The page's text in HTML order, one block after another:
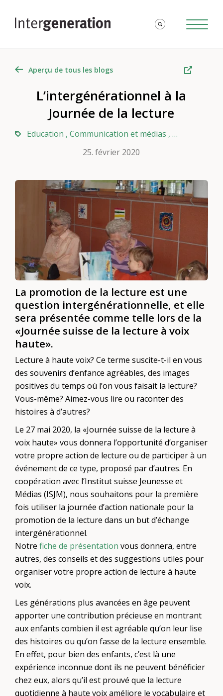
Aperçu de tous les blogs
L’intergénérationnel à la
Journée de la lecture
Education ,Communication et médias ,Prise en
25. février 2020
La promotion de la lecture est une
question intergénérationnelle, et elle
sera présentée comme telle lors de la
«Journée suisse de la lecture à voix
haute».
Lecture à haute voix? Ce terme suscite-t-il en vous
des souvenirs d’enfance agréables, des images
positives du temps où l’on vous faisait la lecture?
Vous-même? Aimez-vous lire ou raconter des
histoires à d’autres?
Le 27 mai 2020, la «Journée suisse de la lecture à
voix haute» vous donnera l’opportunité d’organiser
votre propre action de lecture ou de participer à un
événement de ce type, proposé par d’autres. En
coopération avec l’Institut suisse Jeunesse et
Médias (ISJM), nous souhaitons pour la première
fois utiliser la journée d’action nationale pour la
promotion de la lecture dans un but d’échange
intergénérationnel.
Notrefiche de présentation vous donnera, entre
autres, des conseils et des suggestions utiles pour
organiser votre propre action de lecture à haute
voix.
Les générations plus avancées en âge peuvent
apporter une contribution précieuse en montrant
aux enfants combien il est agréable qu’on leur lise
des histoires ou qu’on fasse de la lecture ensemble.
En effet, pour bien des enfants, c’est là une
expérience inconnue dont ils ne peuvent bénéficier
chez eux, alors qu’il est prouvé que la lecture
quotidienne à haute voix améliore le vocabulaire et